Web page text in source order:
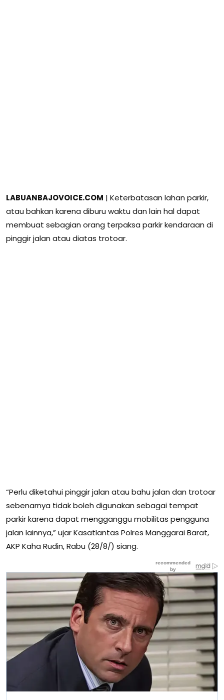
LABUANBAJOVOICE.COM | Keterbatasan lahan parkir,
atau bahkan karena diburu waktu dan lain hal dapat
membuat sebagian orang terpaksa parkir kendaraan di
pinggir jalan atau diatas trotoar.
“Perlu diketahui pinggir jalan atau bahu jalan dan trotoar
sebenarnya tidak boleh digunakan sebagai tempat
parkir karena dapat mengganggu mobilitas pengguna
jalan lainnya,” ujar Kasatlantas Polres Manggarai Barat,
AKP Kaha Rudin, Rabu (28/8/) siang.